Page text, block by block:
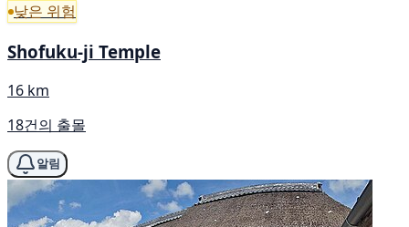
낮은 위험
Shofuku-ji Temple
16 km
18건의 출몰
알림